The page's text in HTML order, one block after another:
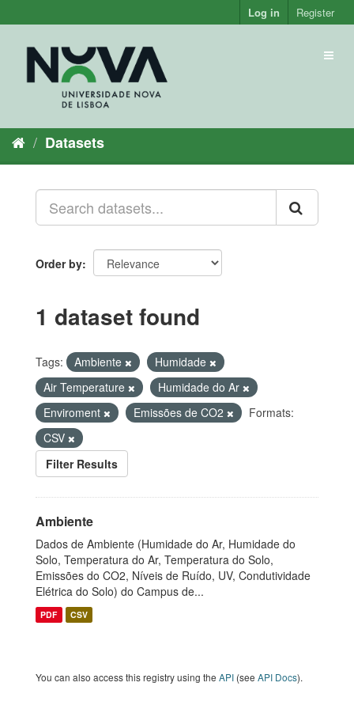
to
Log in Register
Datasets
Order by
1 dataset found
Tags: Ambiente
Humidade
Air Temperature
Humidade do Ar
Enviroment
Emissões de CO2
Formats:
CSV
Filter Results
Ambiente
Dados de Ambiente (Humidade do Ar, Humidade do
Solo, Temperatura do Ar, Temperatura do Solo,
Emissões do CO2, Níveis de Ruído, UV, Condutividade
Elétrica do Solo) do Campus de...
PDF CSV
You can also access this registry using the API (see API Docs).